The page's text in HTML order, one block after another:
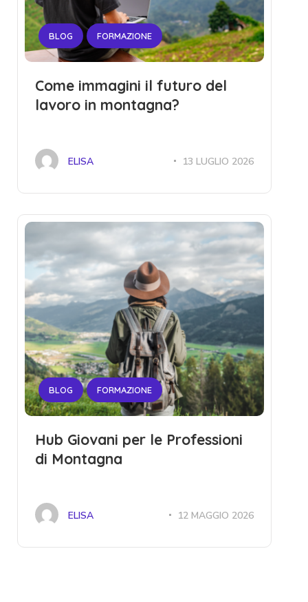
BLOG FORMAZIONE
Come immagini il futuro del
lavoro in montagna?
ELISA 13 LUGLIO 2026
BLOG FORMAZIONE
Hub Giovani per le Professioni
di Montagna
ELISA 12 MAGGIO 2026